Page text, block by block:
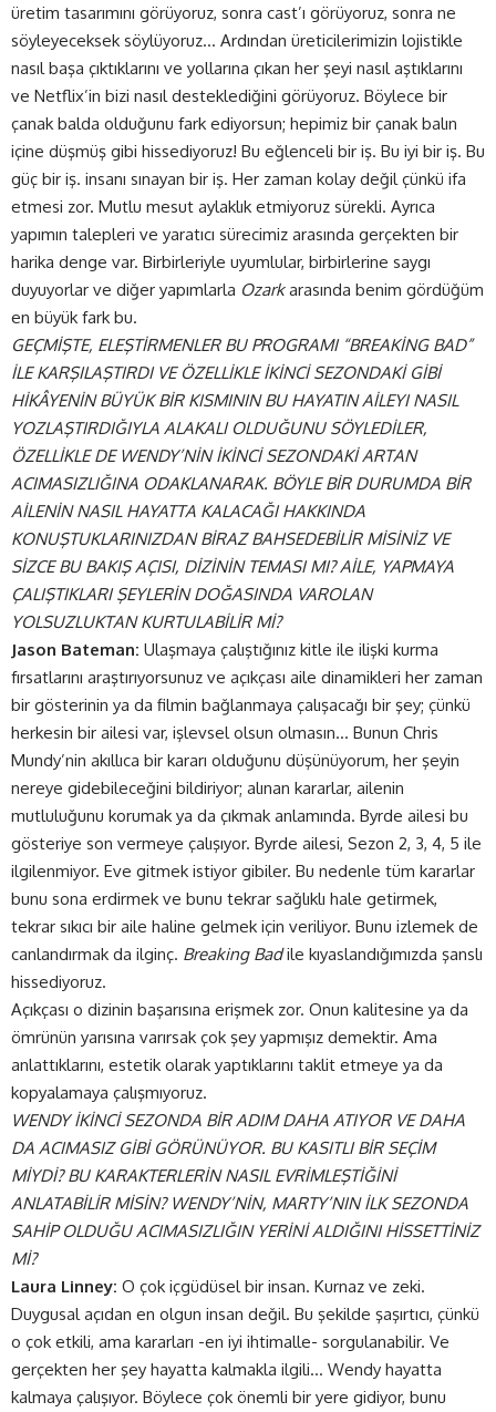
üretim tasarımını görüyoruz, sonra cast’ı görüyoruz, sonra ne
söyleyeceksek söylüyoruz… Ardından üreticilerimizin lojistikle
nasıl başa çıktıklarını ve yollarına çıkan her şeyi nasıl aştıklarını
ve Netflix’in bizi nasıl desteklediğini görüyoruz. Böylece bir
çanak balda olduğunu fark ediyorsun; hepimiz bir çanak balın
içine düşmüş gibi hissediyoruz! Bu eğlenceli bir iş. Bu iyi bir iş. Bu
güç bir iş. insanı sınayan bir iş. Her zaman kolay değil çünkü ifa
etmesi zor. Mutlu mesut aylaklık etmiyoruz sürekli. Ayrıca
yapımın talepleri ve yaratıcı sürecimiz arasında gerçekten bir
harika denge var. Birbirleriyle uyumlular, birbirlerine saygı
duyuyorlar ve diğer yapımlarla Ozarkarasında benim gördüğüm
en büyük fark bu.
GEÇMİŞTE, ELEŞTİRMENLER BU PROGRAMI “BREAKİNG BAD”
İLE KARŞILAŞTIRDI VE ÖZELLİKLE İKİNCİ SEZONDAKİ GİBİ
HİKÂYENİN BÜYÜK BİR KISMININ BU HAYATIN AİLEYI NASIL
YOZLAŞTIRDIĞIYLA ALAKALI OLDUĞUNU SÖYLEDİLER,
ÖZELLİKLE DE WENDY’NİN İKİNCİ SEZONDAKİ ARTAN
ACIMASIZLIĞINA ODAKLANARAK. BÖYLE BİR DURUMDA BİR
AİLENİN NASIL HAYATTA KALACAĞI HAKKINDA
KONUŞTUKLARINIZDAN BİRAZ BAHSEDEBİLİR MİSİNİZ VE
SİZCE BU BAKIŞ AÇISI, DİZİNİN TEMASI MI? AİLE, YAPMAYA
ÇALIŞTIKLARI ŞEYLERİN DOĞASINDA VAROLAN
YOLSUZLUKTAN KURTULABİLİR Mİ?
Jason Bateman: Ulaşmaya çalıştığınız kitle ile ilişki kurma
fırsatlarını araştırıyorsunuz ve açıkçası aile dinamikleri her zaman
bir gösterinin ya da filmin bağlanmaya çalışacağı bir şey; çünkü
herkesin bir ailesi var, işlevsel olsun olmasın… Bunun Chris
Mundy’nin akıllıca bir kararı olduğunu düşünüyorum, her şeyin
nereye gidebileceğini bildiriyor; alınan kararlar, ailenin
mutluluğunu korumak ya da çıkmak anlamında. Byrde ailesi bu
gösteriye son vermeye çalışıyor. Byrde ailesi, Sezon 2, 3, 4, 5 ile
ilgilenmiyor. Eve gitmek istiyor gibiler. Bu nedenle tüm kararlar
bunu sona erdirmek ve bunu tekrar sağlıklı hale getirmek,
tekrar sıkıcı bir aile haline gelmek için veriliyor. Bunu izlemek de
canlandırmak da ilginç. Breaking Badile kıyaslandığımızda şanslı
hissediyoruz.
Açıkçası o dizinin başarısına erişmek zor. Onun kalitesine ya da
ömrünün yarısına varırsak çok şey yapmışız demektir. Ama
anlattıklarını, estetik olarak yaptıklarını taklit etmeye ya da
kopyalamaya çalışmıyoruz.
WENDY İKİNCİ SEZONDA BİR ADIM DAHA ATIYOR VE DAHA
DA ACIMASIZ GİBİ GÖRÜNÜYOR. BU KASITLI BİR SEÇİM
MİYDİ? BU KARAKTERLERİN NASIL EVRİMLEŞTİĞİNİ
ANLATABİLİR MİSİN? WENDY’NİN, MARTY’NIN İLK SEZONDA
SAHİP OLDUĞU ACIMASIZLIĞIN YERİNİ ALDIĞINI HİSSETTİNİZ
Mİ?
Laura Linney: O çok içgüdüsel bir insan. Kurnaz ve zeki.
Duygusal açıdan en olgun insan değil. Bu şekilde şaşırtıcı, çünkü
o çok etkili, ama kararları -en iyi ihtimalle- sorgulanabilir. Ve
gerçekten her şey hayatta kalmakla ilgili… Wendy hayatta
kalmaya çalışıyor. Böylece çok önemli bir yere gidiyor, bunu